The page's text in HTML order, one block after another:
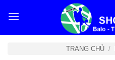
qua
TRANG CHỦ /